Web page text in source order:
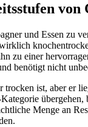
und Essen zu
zu einer
benötigt nicht
trocken ist, aber er
Menge an